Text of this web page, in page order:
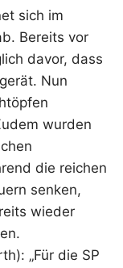
sich im
Bereits vor
davor, dass
Nun
wurden
die reichen
senken,
wieder
„Für die SP